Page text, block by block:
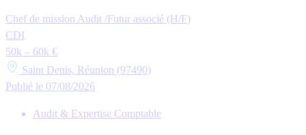
Chef de mission Audit /Futur associé (H/F)
CDI
50k – 60k €
Saint Denis, Réunion (97490)
Publié le 07/08/2026
Audit & Expertise Comptable